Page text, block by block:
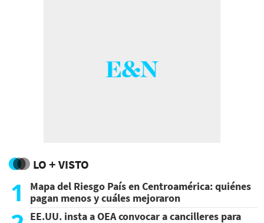
LO + VISTO
1
Mapa del Riesgo País en Centroamérica: quiénes
pagan menos y cuáles mejoraron
EE.UU. insta a OEA convocar a cancilleres para